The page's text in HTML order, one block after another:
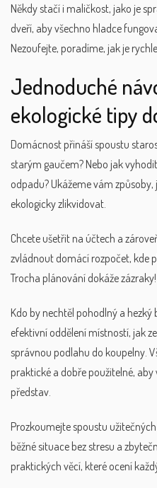
Někdy stačí i maličkost, jako je
dveří, aby všechno hladce
Nezoufejte, poradíme, jak je
Jednoduché
ekologické tipy
Domácnost přináší spoustu
starým gaučem? Nebo jak
odpadu? Ukážeme vám
ekologicky zlikvidovat.
Chcete ušetřit na účtech a
zvládnout domácí rozpočet, kde
Trocha plánování dokáže zázraky!
Kdo by nechtěl pohodlný a hezký
efektivní oddělení místností, jak
správnou podlahu do koupelny.
praktické a dobře použitelné,
představ.
Prozkoumejte spoustu
běžné situace bez stresu a
praktických věcí, které ocení